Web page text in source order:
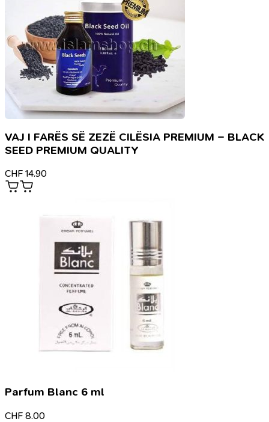
VAJ I FARËS SË ZEZË CILËSIA PREMIUM – BLACK
SEED PREMIUM QUALITY
CHF 14.90
Parfum Blanc 6 ml
CHF 8.00